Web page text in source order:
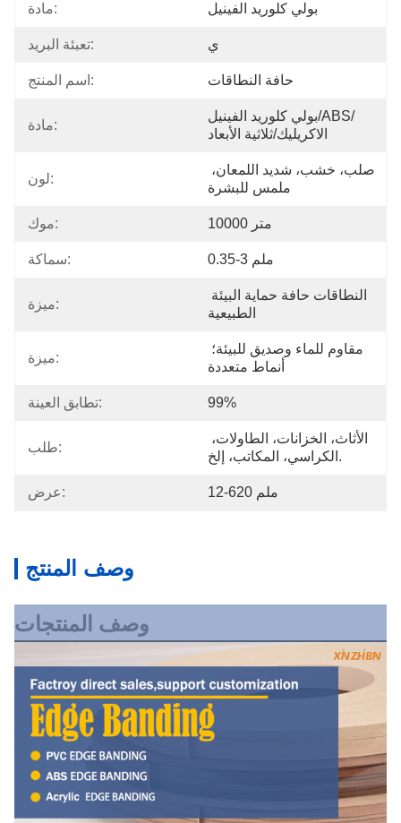
مادة: بولي كلوريد الفينيل
تعبئة البريد: ي
اسم المنتج: حافة النطاقات
مادة:
بولي كلوريد الفينيل/ABS/
الاكريليك/ثلاثية الأبعاد
لون:
ملمس للبشرة
موك: 10000 متر
سماكة: 0.35-3 ملم
ميزة:
الطبيعية
ميزة:
أنماط متعددة
تطابق العينة: 99%
طلب:
الكراسي، المكاتب، إلخ.
عرض: 12-620 ملم
وصف المنتج
وصف المنتجات